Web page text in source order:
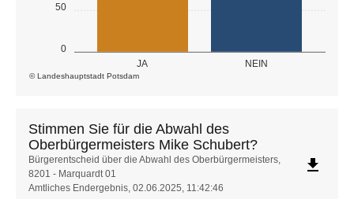
0
50
JA NEIN
© Landeshauptstadt Potsdam
Stimmen Sie für die Abwahl des
Oberbürgermeisters Mike Schubert?
Stimmen
Sie
für
Bürgerentscheid über die Abwahl des Oberbürgermeisters,
8201 - Marquardt 01
Amtliches Endergebnis, 02.06.2025, 11:42:46
file_download